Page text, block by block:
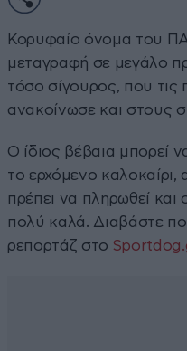
Κορυφαίο όνομα του
μεταγραφή σε μεγάλο
τόσο σίγουρος, που τις
ανακοίνωσε και στους
Ο ίδιος βέβαια μπορεί
το ερχόμενο
πρέπει να πληρωθεί και
πολύ καλά. Διαβάστε
ρεπορτάζ στο